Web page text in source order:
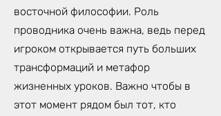
восточной философии. Роль
проводника очень важна, ведь перед
игроком открывается путь больших
трансформаций и метафор
жизненных уроков. Важно чтобы в
этот момент рядом был тот, кто